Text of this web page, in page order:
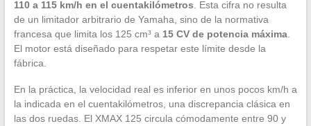
110 a 115 km/h en el cuentakilómetros . Esta cifra no resulta
de un limitador arbitrario de Yamaha, sino de la normativa
francesa que limita los 125 cm³ a 15 CV de potencia máxima.
El motor está diseñado para respetar este límite desde la
fábrica.
En la práctica, la velocidad real es inferior en unos pocos km/h a
la indicada en el cuentakilómetros, una discrepancia clásica en
las dos ruedas. El XMAX 125 circula cómodamente entre 90 y